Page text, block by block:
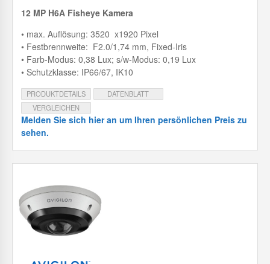
12 MP H6A Fisheye Kamera
• max. Auflösung: 3520 x1920 Pixel
• Festbrennweite: F2.0/1,74 mm, Fixed-Iris
• Farb-Modus: 0,38 Lux; s/w-Modus: 0,19 Lux
• Schutzklasse: IP66/67, IK10
PRODUKTDETAILS
DATENBLATT
VERGLEICHEN
Melden Sie sich hier an um Ihren persönlichen Preis zu
sehen.